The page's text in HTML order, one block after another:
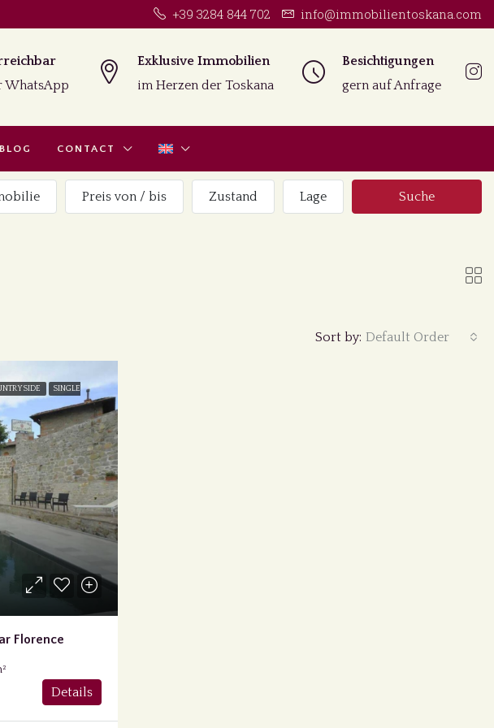
+39 3284 844 702 info@immobilientoskana.com
WhatsApp
Exklusive Immobilien
im Herzen der Toskana
Besichtigungen
gern auf Anfrage
BLOG CONTACT
Preis von / bis Zustand Lage Suche
Sort by: Default Order
SINGLE
Florence
Details